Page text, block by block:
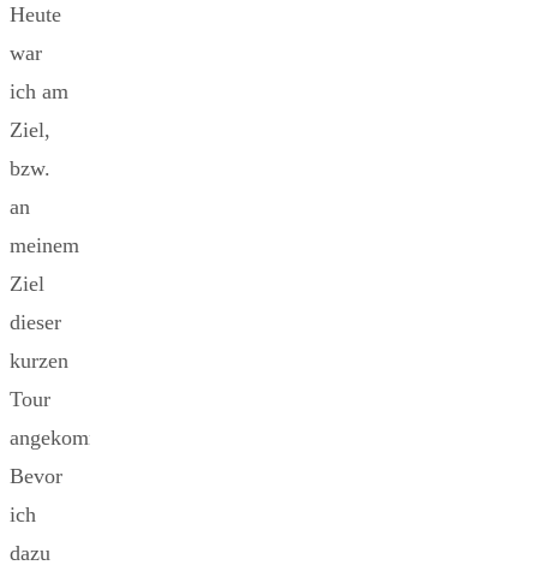
Heute
war
ich am
Ziel,
bzw.
an
meinem
Ziel
dieser
kurzen
Tour
angekommen.
Bevor
ich
dazu